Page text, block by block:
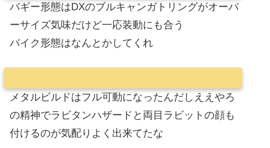
バギー形態はDXのブルキャンガトリングがオーバ
ーサイズ気味だけど一応装動にも合う
バイク形態はなんとかしてくれ
メタルビルドはフル可動になったんだしええやろ
の精神でラビタンハザードと両目ラビットの顔も
付けるのが気配りよく出来てたな